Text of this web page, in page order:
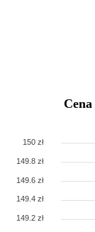
Cena
150 zł
149.8 zł
149.6 zł
149.4 zł
149.2 zł